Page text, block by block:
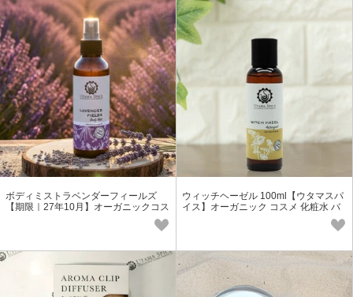
ボディミストラベンダーフィールズ
【期限｜27年10月】オーガニックコス
ウィッチヘーゼル 100ml【ウタマスパ
イス】オーガニック コスメ 化粧水 バ